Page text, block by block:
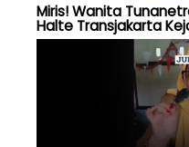
Miris! Wanita
Halte Transjakarta